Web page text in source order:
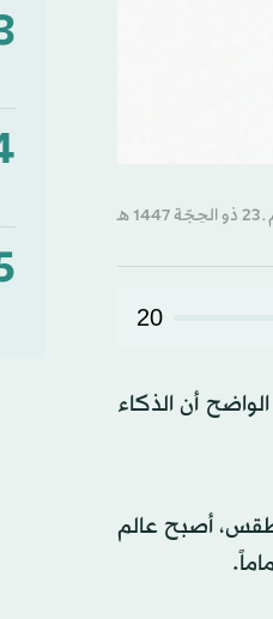
20
أن الذكاء
أصبح عالم